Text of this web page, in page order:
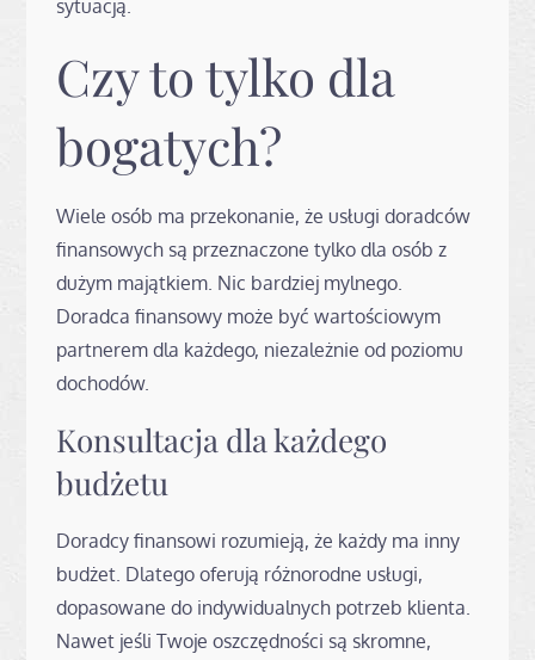
sytuacją.
Czy to tylko dla
bogatych?
Wiele osób ma przekonanie, że usługi doradców
finansowych są przeznaczone tylko dla osób z
dużym majątkiem. Nic bardziej mylnego.
Doradca finansowy może być wartościowym
partnerem dla każdego, niezależnie od poziomu
dochodów.
Konsultacja dla każdego
budżetu
Doradcy finansowi rozumieją, że każdy ma inny
budżet. Dlatego oferują różnorodne usługi,
dopasowane do indywidualnych potrzeb klienta.
Nawet jeśli Twoje oszczędności są skromne,